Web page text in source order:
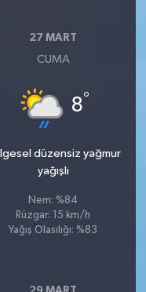
27 MART
CUMA
8°
düzensiz yağmur
yağışlı
Nem: %84
Rüzgar: 15 km/h
Yağış Olasılığı: %83